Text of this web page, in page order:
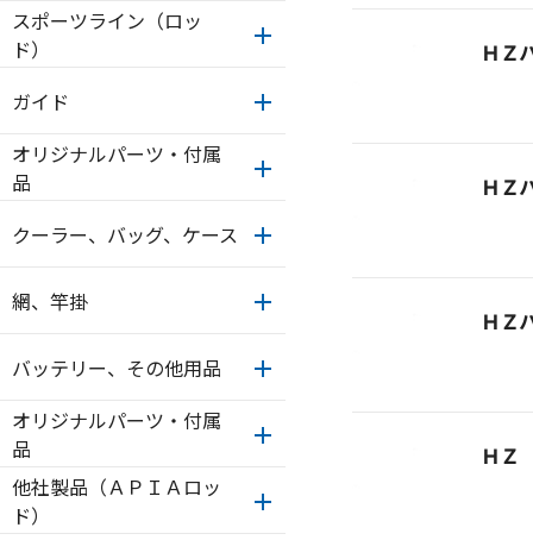
スポーツライン（ロッ
ド）
ガイド
オリジナルパーツ・付属
品
クーラー、バッグ、ケース
網、竿掛
バッテリー、その他用品
オリジナルパーツ・付属
品
他社製品（ＡＰＩＡロッ
ド）
ＨＺ
ＨＺ
ＨＺ
Ｈ